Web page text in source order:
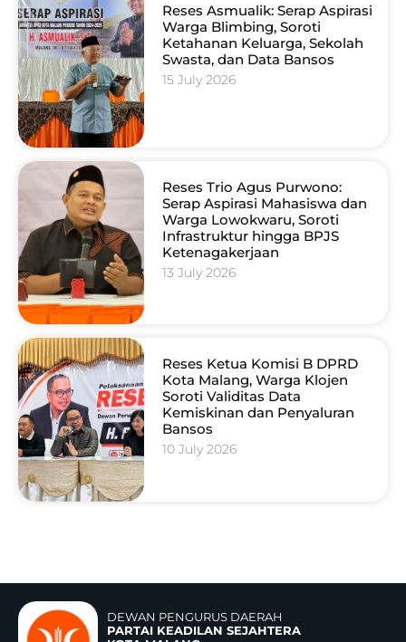
Reses Asmualik: Serap Aspirasi
Warga Blimbing, Soroti
Ketahanan Keluarga, Sekolah
Swasta, dan Data Bansos
15 July 2026
Reses Trio Agus Purwono:
Serap Aspirasi Mahasiswa dan
Warga Lowokwaru, Soroti
Infrastruktur hingga BPJS
Ketenagakerjaan
13 July 2026
Reses Ketua Komisi B DPRD
Kota Malang, Warga Klojen
Soroti Validitas Data
Kemiskinan dan Penyaluran
Bansos
10 July 2026
DEWAN PENGURUS DAERAH
PARTAI KEADILAN SEJAHTERA